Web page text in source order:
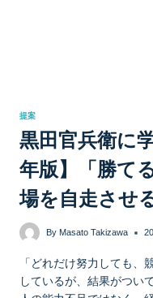
提案
黒田官兵衛に
年版】「勝て
場を自走させ
By Masato Takizawa
「どれだけ努力しても、
しているが、結果がつい